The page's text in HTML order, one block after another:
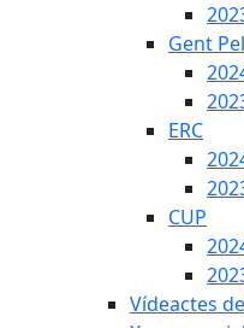
Gent
ERC
CUP
Vídeactes